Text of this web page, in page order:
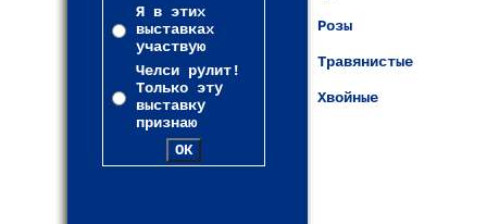
Я в этих
выставках
участвую
Челси рулит!
Только эту
выставку
признаю
Розы
Травянистые
Хвойные